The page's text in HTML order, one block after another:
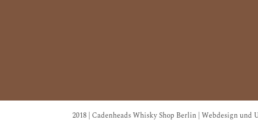
2018 | Cadenheads Whisky Shop Berlin | Webdesign